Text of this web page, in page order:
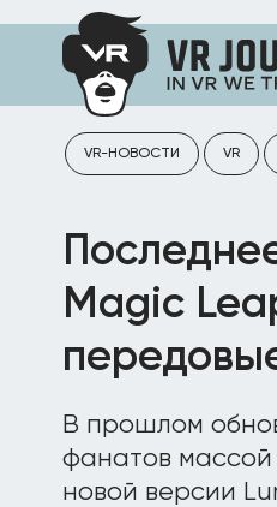
VR-НОВОСТИ VR
Magic
В прошлом
фанатов
новой версии